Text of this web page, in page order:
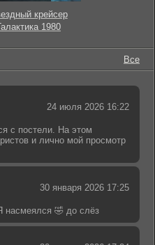
крейсер
1980
Все
24 июля 2026 16:22
с постели. На этом
и лично мой просмотр
30 января 2026 17:25
🤣 до слёз